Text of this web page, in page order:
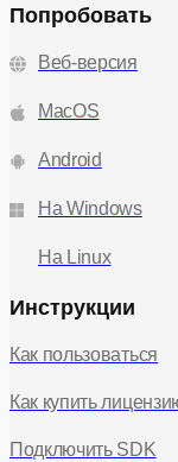
Попробовать
Веб-версия
MacOS
Android
На Windows
На Linux
Инструкции
Как пользоваться
Как купить
Подключить SDK